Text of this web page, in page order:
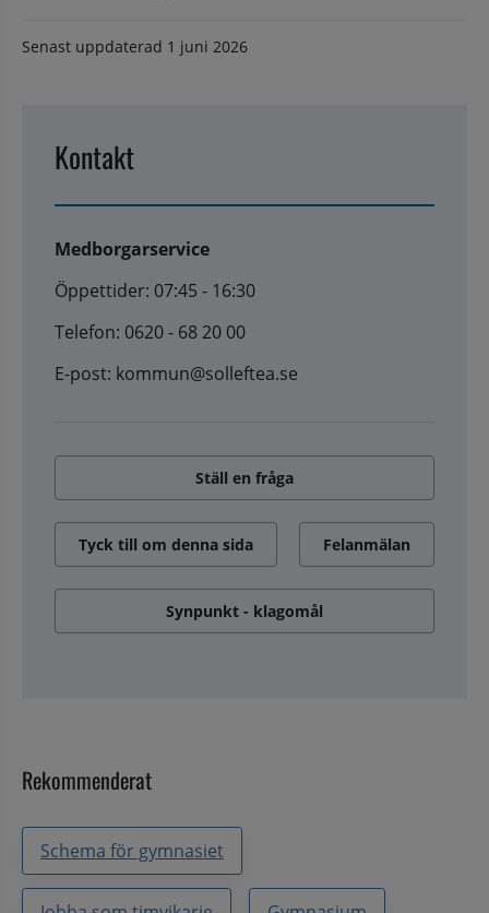
Senast uppdaterad 1 juni 2026
Kontakt
Medborgarservice
Öppettider: 07:45 - 16:30
Telefon: 0620 - 68 20 00
E-post: kommun@solleftea.se
Ställ en fråga
Tyck till om denna sida Felanmälan
Synpunkt - klagomål
Rekommenderat
Schema för gymnasiet